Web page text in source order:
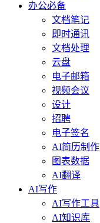
办公必备
文档笔记
即时通讯
文档处理
云盘
电子邮箱
视频会议
设计
招聘
电子签名
AI简历制作
图表数据
AI翻译
AI写作
AI写作工具
AI知识库